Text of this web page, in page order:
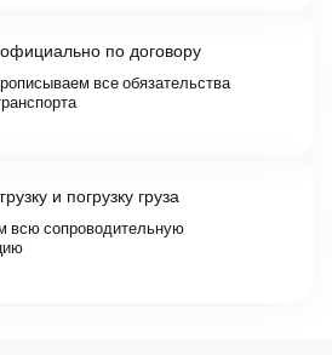
по договору
все обязательства
и погрузку груза
сопроводительную